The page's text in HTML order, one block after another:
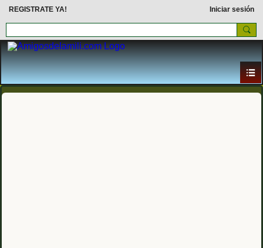
REGISTRATE YA! Iniciar sesión